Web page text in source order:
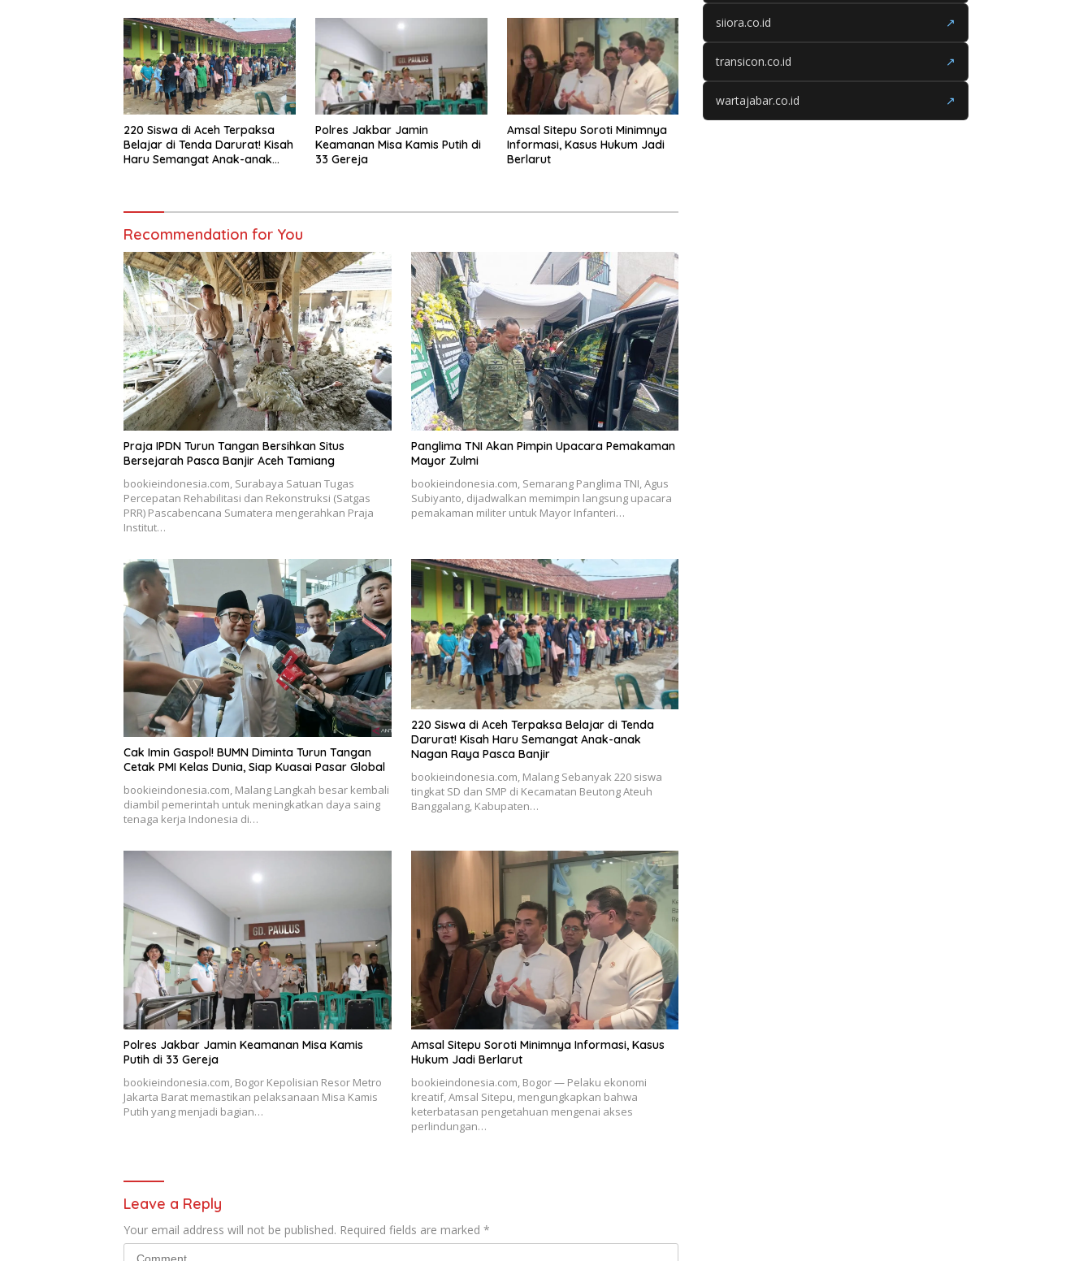
220 Siswa di Aceh Terpaksa
Belajar di Tenda Darurat! Kisah
Haru Semangat Anak-anak
Polres Jakbar Jamin
Keamanan Misa Kamis Putih di
33 Gereja
Amsal Sitepu Soroti Minimnya
Informasi, Kasus Hukum Jadi
Berlarut
Recommendation for You
Praja IPDN Turun Tangan Bersihkan Situs
Bersejarah Pasca Banjir Aceh Tamiang
bookieindonesia.com, Surabaya Satuan Tugas
Percepatan Rehabilitasi dan Rekonstruksi (Satgas
PRR) Pascabencana Sumatera mengerahkan Praja
Institut…
Panglima TNI Akan Pimpin Upacara Pemakaman
Mayor Zulmi
bookieindonesia.com, Semarang Panglima TNI, Agus
Subiyanto, dijadwalkan memimpin langsung upacara
pemakaman militer untuk Mayor Infanteri…
Cak Imin Gaspol! BUMN Diminta Turun Tangan
Cetak PMI Kelas Dunia, Siap Kuasai Pasar Global
bookieindonesia.com, Malang Langkah besar kembali
diambil pemerintah untuk meningkatkan daya saing
tenaga kerja Indonesia di…
220 Siswa di Aceh Terpaksa Belajar di Tenda
Darurat! Kisah Haru Semangat Anak-anak
Nagan Raya Pasca Banjir
bookieindonesia.com, Malang Sebanyak 220 siswa
tingkat SD dan SMP di Kecamatan Beutong Ateuh
Banggalang, Kabupaten…
Polres Jakbar Jamin Keamanan Misa Kamis
Putih di 33 Gereja
bookieindonesia.com, Bogor Kepolisian Resor Metro
Jakarta Barat memastikan pelaksanaan Misa Kamis
Putih yang menjadi bagian…
Amsal Sitepu Soroti Minimnya Informasi, Kasus
Hukum Jadi Berlarut
bookieindonesia.com, Bogor — Pelaku ekonomi
kreatif, Amsal Sitepu, mengungkapkan bahwa
keterbatasan pengetahuan mengenai akses
perlindungan…
Leave a Reply
Your email address will not be published. Required fields are marked *
siiora.co.id ↗
transicon.co.id ↗
wartajabar.co.id ↗